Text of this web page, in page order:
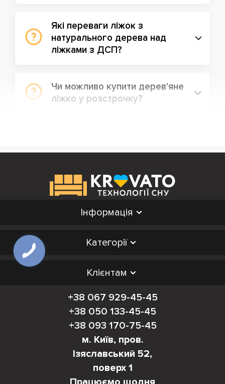
Які переваги ліжок з
натурального дерева над
ліжками з ДСП?
Чи можливо купити дерев'яне
ліжко у розстрочку?
Інформація
Категорії
Клієнтам
+38 067 929-45-45
+38 050 133-45-45
+38 093 170-75-45
м. Київ, пров.
Ізяславський 52,
поверх 1